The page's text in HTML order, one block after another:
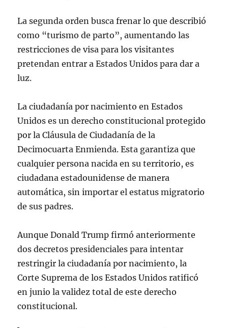
La segunda orden busca frenar lo que describió
como “turismo de parto”, aumentando las
restricciones de visa para los visitantes
pretendan entrar a Estados Unidos para dar a
luz.
La ciudadanía por nacimiento en Estados
Unidos es un derecho constitucional protegido
por la Cláusula de Ciudadanía de la
Decimocuarta Enmienda. Esta garantiza que
cualquier persona nacida en su territorio, es
ciudadana estadounidense de manera
automática, sin importar el estatus migratorio
de sus padres.
Aunque Donald Trump firmó anteriormente
dos decretos presidenciales para intentar
restringir la ciudadanía por nacimiento, la
Corte Suprema de los Estados Unidos ratificó
en junio la validez total de este derecho
constitucional.